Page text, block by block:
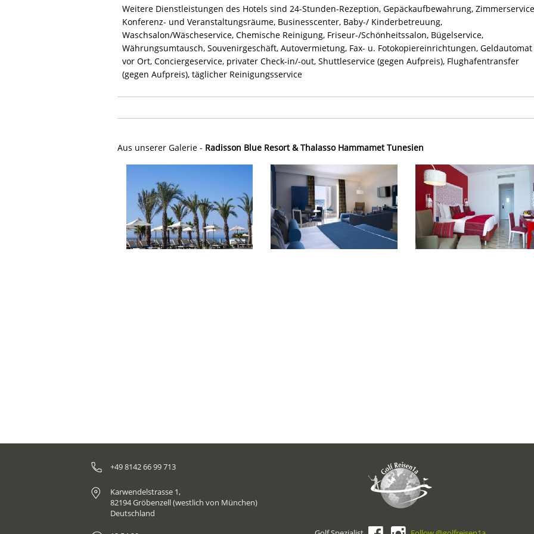
Weitere Dienstleistungen des Hotels sind 24-Stunden-Rezeption, Gepäckaufbewahrung,
Konferenz- und Veranstaltungsräume, Businesscenter, Baby-/ Kinderbetreuung,
Waschsalon/Wäscheservice, Chemische Reinigung, Friseur-/Schönheitssalon, Bügelservice,
Währungsumtausch, Souvenirgeschäft, Autovermietung, Fax- u. Fotokopiereinrichtungen, Geldautomat
vor Ort, Conciergeservice, privater Check-in/-out, Shuttleservice (gegen Aufpreis), Flughafentransfer
(gegen Aufpreis), täglicher Reinigungsservice
Aus unserer Galerie - Radisson Blue Resort & Thalasso Hammamet Tunesien
+49 8142 66 99 713
Karwendelstrasse 1,
82194 Gröbenzell (westlich von München)
Deutschland